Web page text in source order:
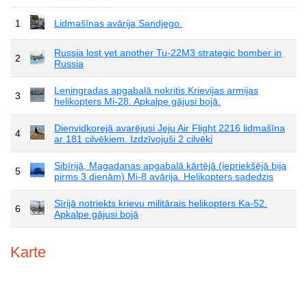
1 Lidmašīnas avārija Sandjego.
2
Russia lost yet another Tu-22M3 strategic bomber in
Russia
3
Ļeņingradas apgabalā nokritis Krievijas armijas
helikopters Mi-28. Apkalpe gājusi bojā.
4
Dienvidkorejā avarējusi Jeju Air Flight 2216 lidmašīna
ar 181 cilvēkiem. Izdzīvojuši 2 cilvēki
5
Sibīrijā, Magadanas apgabalā kārtējā (iepriekšējā bija
pirms 3 dienām) Mi-8 avārija. Helikopters sadedzis
6
Sīrijā notriekts krievu militārais helikopters Ka-52.
Apkalpe gājusi bojā
Karte